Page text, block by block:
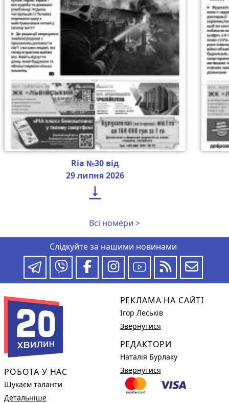
Ria №30 від
29 липня 2026

Всі номери >
Слідкуйте за нашими новинами
РОБОТА У НАС
Шукаєм таланти
Детальніше
РЕКЛАМА НА САЙТІ
Ігор Леськів
Звернутися
РЕДАКТОРИ
Наталія Бурлаку
Звернутися